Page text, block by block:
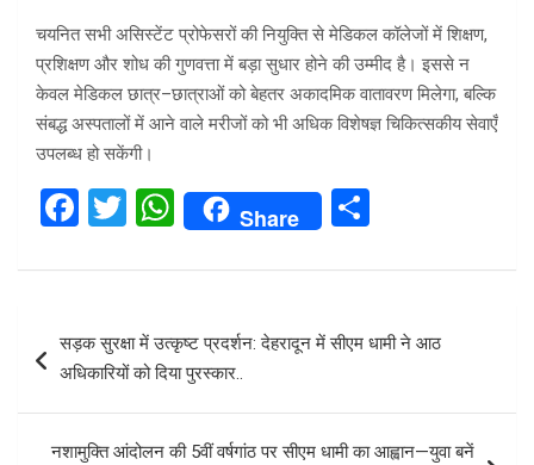
चयनित सभी असिस्टेंट प्रोफेसरों की नियुक्ति से मेडिकल कॉलेजों में शिक्षण,
प्रशिक्षण और शोध की गुणवत्ता में बड़ा सुधार होने की उम्मीद है। इससे न
केवल मेडिकल छात्र–छात्राओं को बेहतर अकादमिक वातावरण मिलेगा, बल्कि
संबद्ध अस्पतालों में आने वाले मरीजों को भी अधिक विशेषज्ञ चिकित्सकीय सेवाएँ
उपलब्ध हो सकेंगी।
F
ce
o
k
T
tt
er
W
h
at
A
p
p
Share
ar
navigation
सड़क सुरक्षा में उत्कृष्ट प्रदर्शन: देहरादून में सीएम धामी ने आठ
अधिकारियों को दिया पुरस्कार..
नशामुक्ति आंदोलन की 5वीं वर्षगांठ पर सीएम धामी का आह्वान—युवा बनें